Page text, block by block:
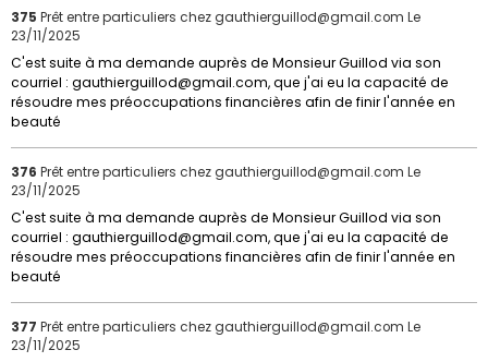
375 Prêt entre particuliers chez gauthierguillod@gmail.com Le
23/11/2025
C'est suite à ma demande auprès de Monsieur Guillod via son
courriel : gauthierguillod@gmail.com, que j'ai eu la capacité de
résoudre mes préoccupations financières afin de finir l'année en
beauté
376 Prêt entre particuliers chez gauthierguillod@gmail.com Le
23/11/2025
C'est suite à ma demande auprès de Monsieur Guillod via son
courriel : gauthierguillod@gmail.com, que j'ai eu la capacité de
résoudre mes préoccupations financières afin de finir l'année en
beauté
377 Prêt entre particuliers chez gauthierguillod@gmail.com Le
23/11/2025